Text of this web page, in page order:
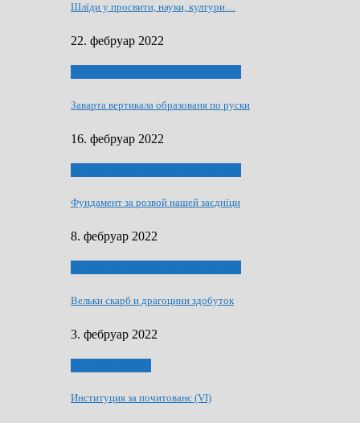
Шлїди у просвити, науки, култури…
22. фебруар 2022
Заварта вертикала образованя по руски
16. фебруар 2022
Фундамент за розвой нашей заєднїци
8. фебруар 2022
Вельки скарб и драгоцини здобуток
3. фебруар 2022
Институция за почитованє (VI)